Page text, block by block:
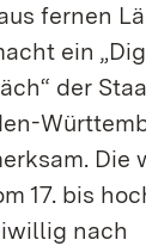
fernen
ein
der
Die
17. bis
nach